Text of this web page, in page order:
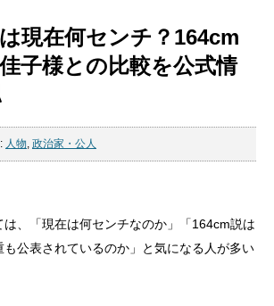
現在何センチ？164cm
子様との比較を公式情
: 人物, 政治家・公人
、「現在は何センチなのか」「164cm説は
公表されているのか」と気になる人が多い